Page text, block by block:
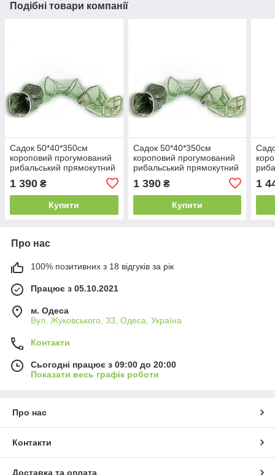
Подібні товари компанії
Садок 50*40*350см
короповий прогумований
рибальський прямокутний
1 390 ₴
Купити
Садок 50*40*350см
короповий прогумований
рибальський прямокутний
1 390₴
Купити
1
Про нас
100% позитивних з 18 відгуків за рік
Працює з 05.10.2021
м. Одеса
Вул. Жуковського, 33, Одеса, Україна
Контакти
Сьогодні працює з 09:00 до 20:00
Показати весь графік роботи
Про нас
Контакти
Доставка та оплата